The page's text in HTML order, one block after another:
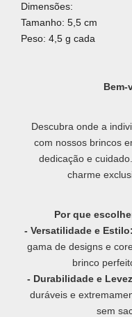
Dimensões:
Tamanho: 5,5 cm
Peso: 4,5 g cada
Bem-
Descubra onde a
com nossos brincos
dedicação e
charme
Por que
- Versatilidade e Estilo:
gama de designs e
brinco
- Durabilidade e
duráveis e
sem